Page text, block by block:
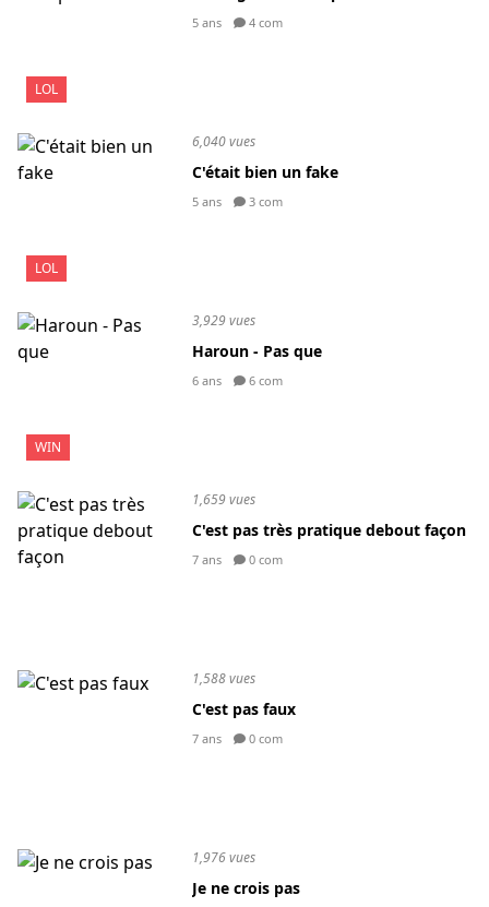
LOL
5 ans 4 com
LOL
6,040 vues
C'était bien un fake
5 ans 3 com
WIN
3,929 vues
Haroun - Pas que
6 ans 6 com
1,659 vues
C'est pas très pratique debout façon
7 ans 0 com
1,588 vues
C'est pas faux
7 ans 0 com
1,976 vues
Je ne crois pas